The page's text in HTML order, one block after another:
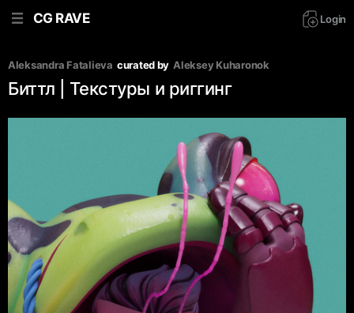
CG RAVE Login
Aleksandra Fatalieva curated by Aleksey Kuharonok
Биттл | Текстуры и риггинг